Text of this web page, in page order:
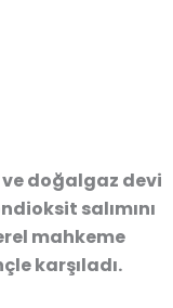
doğalgaz devi
salımını
mahkeme
karşıladı.